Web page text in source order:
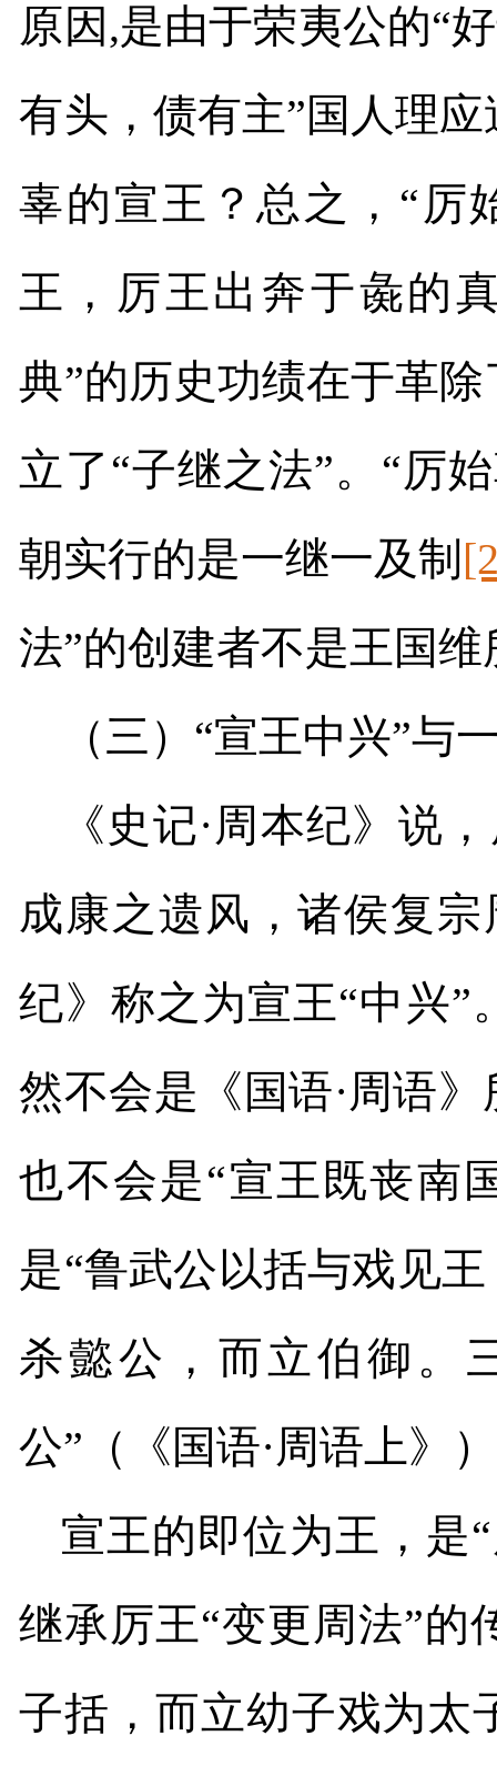
原因 ,是由于荣夷公的“
有头，债有主”国人理
辜的宣王？总之，“厉
王，厉王出奔于彘的
典”的历史功绩在于革
立了“子继之法”。“厉
朝实行的是一继一及制
法”的创建者不是王国
（三）“宣王中兴”与
《史记·周本纪》说
成康之遗风，诸侯复
纪》称之为宣王“中兴”
然不会是《国语·周语
也不会是“宣王既丧南
是“鲁武公以括与戏见
杀懿公，而立伯御。
公”（《国语·周语上》
宣王的即位为王，是
继承厉王“变更周法”的
子括，而立幼子戏为太